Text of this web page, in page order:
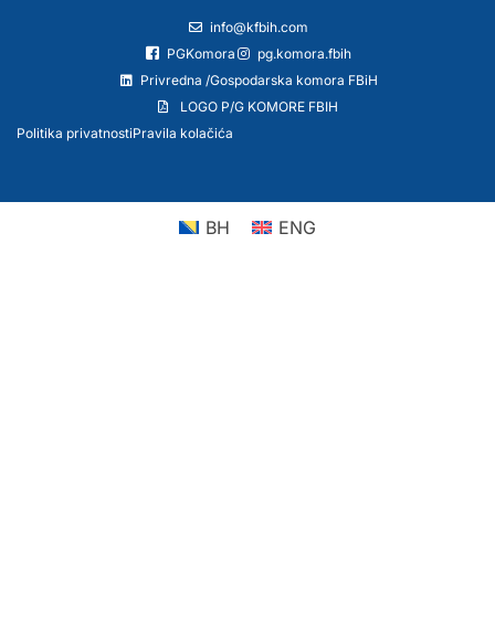
info@kfbih.com
PGKomora
pg.komora.fbih
Privredna /Gospodarska komora FBiH
LOGO P/G KOMORE FBIH
Politika privatnostiPravila kolačića
BH ENG